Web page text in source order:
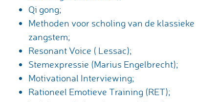
Qi gong;
Methoden voor scholing van de klassieke
zangstem;
Resonant Voice ( Lessac);
Stemexpressie (Marius Engelbrecht);
Motivational Interviewing;
Rationeel Emotieve Training (RET);